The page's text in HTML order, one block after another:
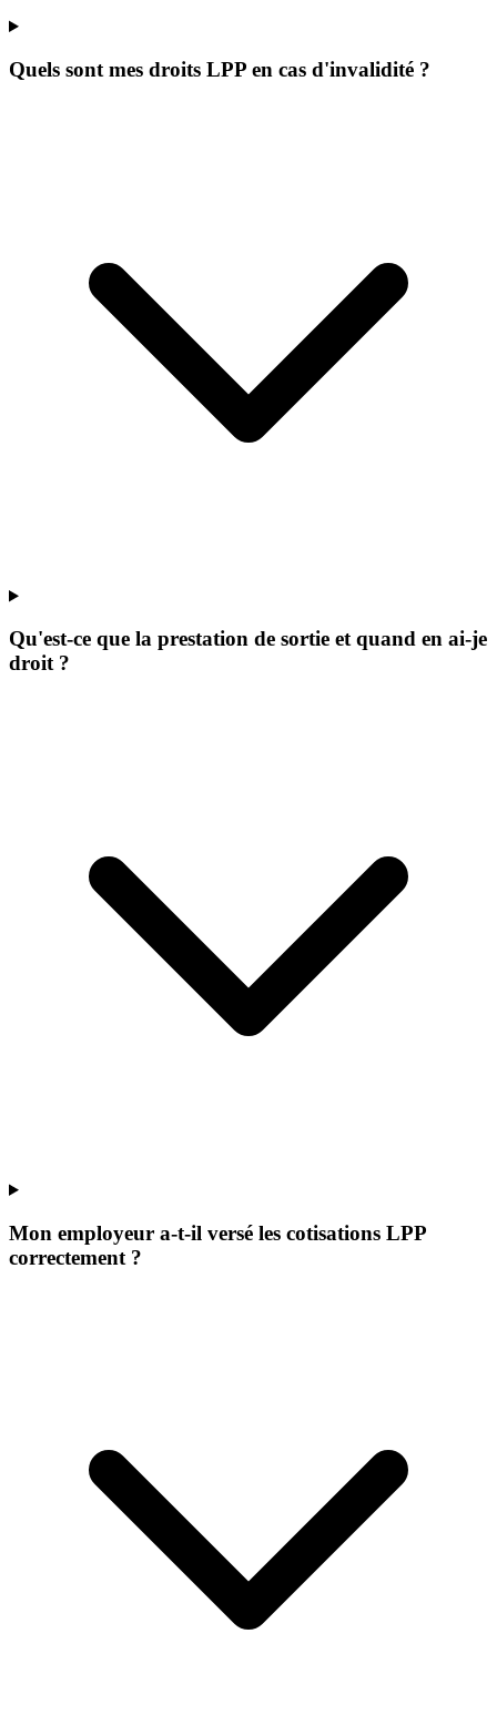
Quels sont mes droits LPP en cas d'invalidité ?
Qu'est-ce que la prestation de sortie et quand en ai-je
droit ?
Mon employeur a-t-il versé les cotisations LPP
correctement ?